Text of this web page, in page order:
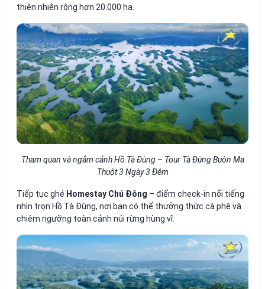
thiên nhiên rộng hơn 20.000 ha.
Tham quan và ngắm cảnh Hồ Tà Đùng – Tour Tà Đùng Buôn Ma
Thuột 3 Ngày 3 Đêm
Tiếp tục ghé Homestay Chú Đông – điểm check-in nổi tiếng
nhìn trọn Hồ Tà Đùng, nơi bạn có thể thưởng thức cà phê và
chiêm ngưỡng toàn cảnh núi rừng hùng vĩ.